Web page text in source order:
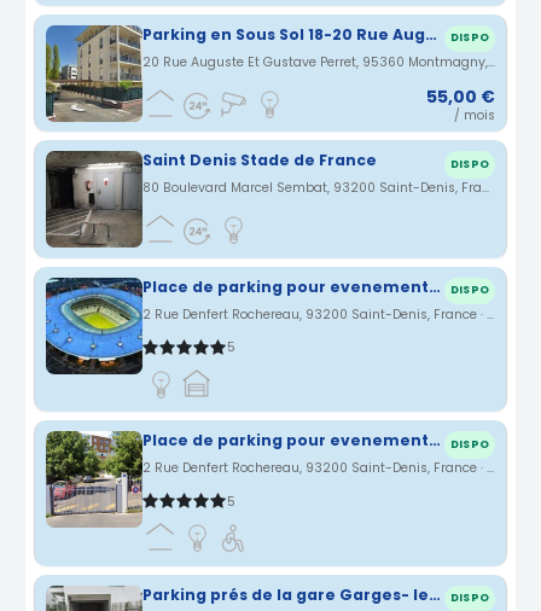
Parking en Sous Sol 18-20 Rue Auguste et Gustave Perret 95360 Montmagny DISPO
20 Rue Auguste Et Gustave Perret, 95360 Montmagny, France · 2.62 km
55,00 €
/ mois
Saint Denis Stade de France DISPO
80 Boulevard Marcel Sembat, 93200 Saint-Denis, France · 2.72 km
Place de parking pour evenement au stade de france & centre aquatique & Basilique DISPO
2 Rue Denfert Rochereau, 93200 Saint-Denis, France · 2.85 km
5
Place de parking pour evenement au stade de france & centre aquatique & Basilique DISPO
2 Rue Denfert Rochereau, 93200 Saint-Denis, France · 2.85 km
5
Parking prés de la gare Garges- les - Gonesse DISPO